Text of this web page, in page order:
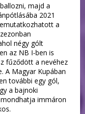
majd a
2021
a
négy gólt
az NB I-ben is
fűződött a nevéhez
A Magyar Kupában
további egy gól,
a bajnoki
immáron